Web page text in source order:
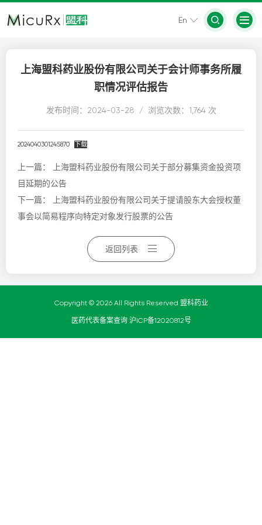
En
上海盟科药业股份有限公司关于会计师事务所履
职情况评估报告
发布时间：2024-03-28 / 浏览次数：1,764 次
2024040301245870 下载
上一篇：
上海盟科药业股份有限公司关于部分募集资金投资项
目延期的公告
下一篇：
上海盟科药业股份有限公司关于提请股东大会授权董
事会以简易程序向特定对象发行股票的公告
返回列表
Copyright © 2026 All Rights Reserved 盟科药业
医药代表备案查询 沪ICP备12020812号